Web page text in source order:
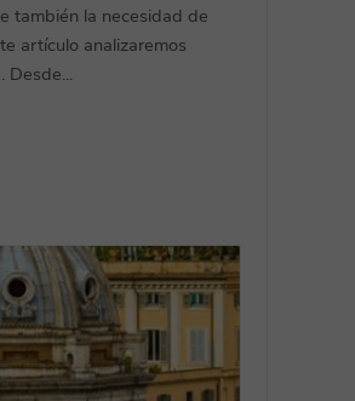
también la necesidad de
artículo analizaremos
Desde...